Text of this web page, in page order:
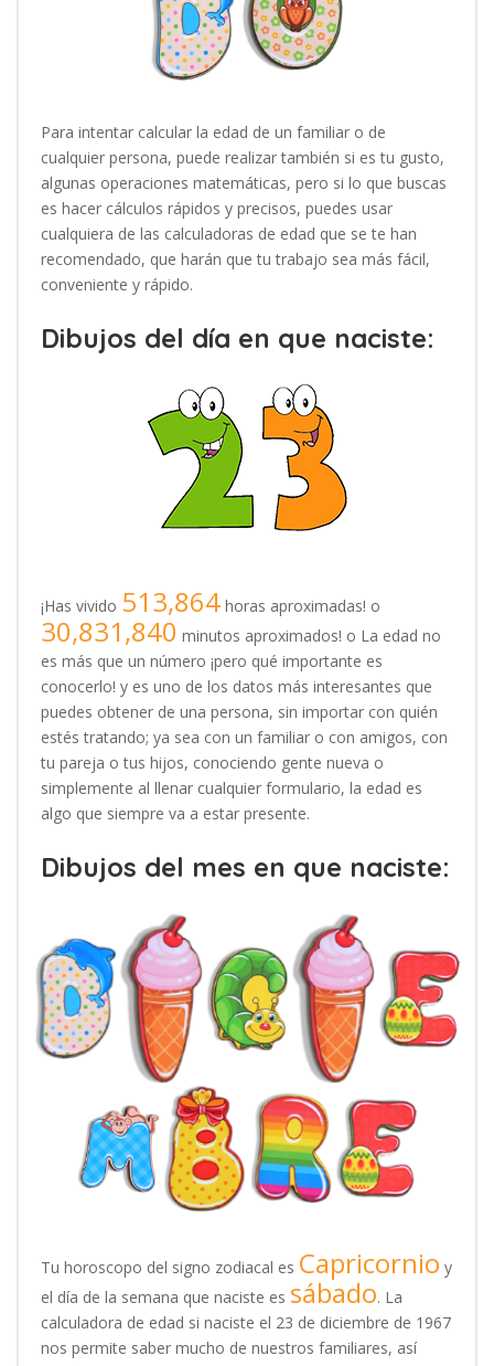
Para intentar calcular la edad de un familiar o de
cualquier persona, puede realizar también si es tu gusto,
algunas operaciones matemáticas, pero si lo que buscas
es hacer cálculos rápidos y precisos, puedes usar
cualquiera de las calculadoras de edad que se te han
recomendado, que harán que tu trabajo sea más fácil,
conveniente y rápido.
Dibujos del día en que naciste:
¡Has vivido 513,864 horas aproximadas! o
30,831,840 minutos aproximados! o La edad no
es más que un número ¡pero qué importante es
conocerlo! y es uno de los datos más interesantes que
puedes obtener de una persona, sin importar con quién
estés tratando; ya sea con un familiar o con amigos, con
tu pareja o tus hijos, conociendo gente nueva o
simplemente al llenar cualquier formulario, la edad es
algo que siempre va a estar presente.
Dibujos del mes en que naciste:
Tu horoscopo del signo zodiacal es Capricornio y
el día de la semana que naciste es sábado. La
calculadora de edad si naciste el 23 de diciembre de 1967
nos permite saber mucho de nuestros familiares, así